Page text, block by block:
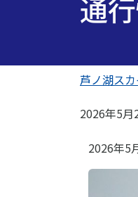
通
芦ノ湖ス
2026年5月
2026年5